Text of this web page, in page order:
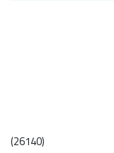
(26140)